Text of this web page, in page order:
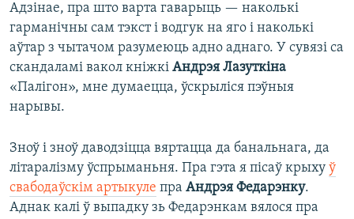
Адзінае, пра што варта гаварыць — наколькі
гарманічны сам тэкст і водгук на яго і наколькі
аўтар з чытачом разумеюць адно аднаго. У сувязі са
скандаламі вакол кніжкі Андрэя Лазуткіна
«Палігон», мне думаецца, ўскрыліся пэўныя
нарывы.
Зноў і зноў даводзіцца вяртацца да банальнага, да
літаралізму ўспрыманьня. Пра гэта я пісаў крыху ў
свабодаўскім артыкуле пра Андрэя Федарэнку.
Аднак калі ў выпадку зь Федарэнкам вялося пра